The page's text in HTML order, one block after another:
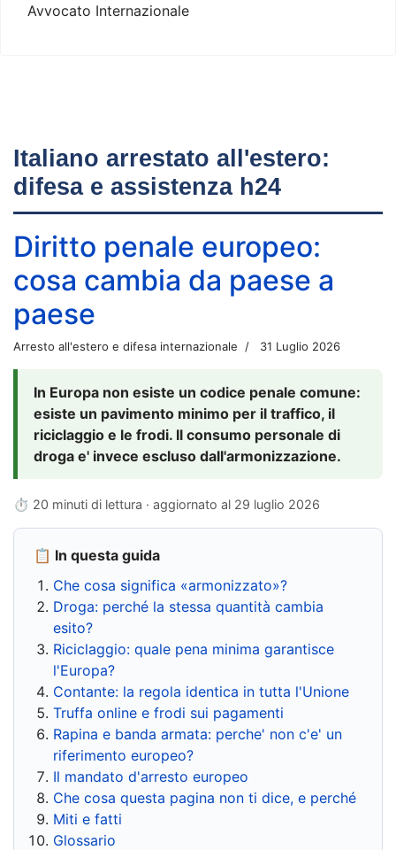
Avvocato Internazionale
Italiano arrestato all'estero:
difesa e assistenza h24
Diritto penale europeo:
cosa cambia da paese a
paese
Arresto all'estero e difesa internazionale 31 Luglio 2026
In Europa non esiste un codice penale comune:
esiste un pavimento minimo per il traffico, il
riciclaggio e le frodi. Il consumo personale di
droga e' invece escluso dall'armonizzazione.
⏱ 20 minuti di lettura · aggiornato al 29 luglio 2026
📋 In questa guida
Che cosa significa «armonizzato»?
Droga: perché la stessa quantità cambia
esito?
Riciclaggio: quale pena minima garantisce
l'Europa?
Contante: la regola identica in tutta l'Unione
Truffa online e frodi sui pagamenti
Rapina e banda armata: perche' non c'e' un
riferimento europeo?
Il mandato d'arresto europeo
Che cosa questa pagina non ti dice, e perché
Miti e fatti
Glossario